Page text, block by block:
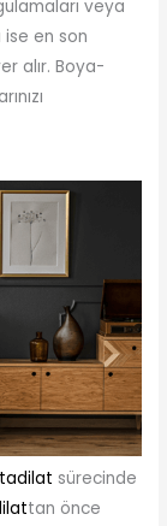
veya
ise en son
alır. Boya-
tadilat sürecinde
tan önce